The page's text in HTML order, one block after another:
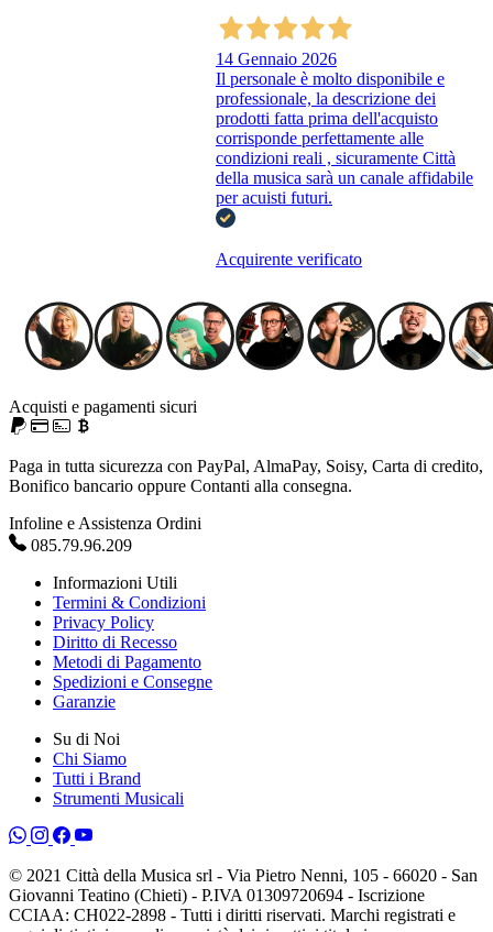
14 Gennaio 2026
Il personale è molto disponibile e
professionale, la descrizione dei
prodotti fatta prima dell'acquisto
corrisponde perfettamente alle
condizioni reali , sicuramente Città
della musica sarà un canale affidabile
per acuisti futuri.
Acquirente verificato
Acquisti e pagamenti sicuri
Paga in tutta sicurezza con PayPal, AlmaPay, Soisy, Carta di credito,
Bonifico bancario oppure Contanti alla consegna.
Infoline e Assistenza Ordini
085.79.96.209
Informazioni Utili
Termini & Condizioni
Privacy Policy
Diritto di Recesso
Metodi di Pagamento
Spedizioni e Consegne
Garanzie
Su di Noi
Chi Siamo
Tutti i Brand
Strumenti Musicali
© 2021 Città della Musica srl - Via Pietro Nenni, 105 - 66020 - San
Giovanni Teatino (Chieti) - P.IVA 01309720694 - Iscrizione
CCIAA: CH022-2898 - Tutti i diritti riservati. Marchi registrati e